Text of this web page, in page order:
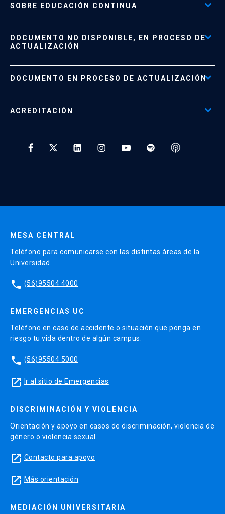
SOBRE EDUCACIÓN CONTINUA
Formas de Pago
Políticas de Retiro, Devolución e Información Importante
DOCUMENTO NO DISPONIBLE, EN PROCESO DE
ACTUALIZACIÓN
Documento No Disponible file_download
DOCUMENTO EN PROCESO DE ACTUALIZACIÓN
ACREDITACIÓN
MESA CENTRAL
Teléfono para comunicarse con las distintas áreas de la
Universidad.
phone (56)95504 4000
EMERGENCIAS UC
Teléfono en caso de accidente o situación que ponga en
riesgo tu vida dentro de algún campus.
phone (56)95504 5000
launch Ir al sitio de Emergencias
DISCRIMINACIÓN Y VIOLENCIA
Orientación y apoyo en casos de discriminación, violencia de
género o violencia sexual.
launch Contacto para apoyo
launch Más orientación
MEDIACIÓN UNIVERSITARIA